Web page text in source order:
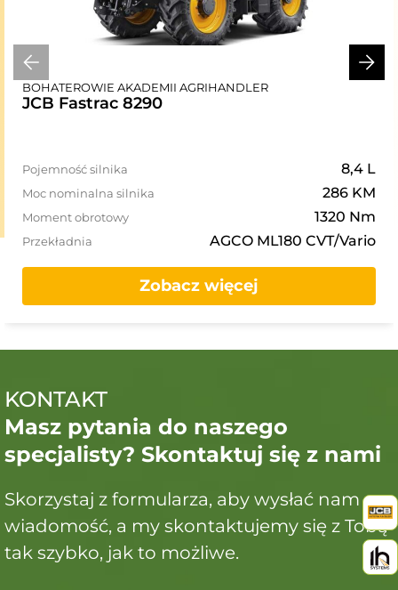
BOHATEROWIE AKADEMII AGRIHANDLER
JCB Fastrac 8290
Pojemność silnika 8,4 L
Moc nominalna silnika 286 KM
Moment obrotowy 1320 Nm
Przekładnia AGCO ML180 CVT/Vario
Zobacz więcej
KONTAKT
Masz pytania do naszego
specjalisty? Skontaktuj się z nami
Skorzystaj z formularza, aby wysłać nam
wiadomość, a my skontaktujemy się z Tobą
tak szybko, jak to możliwe.